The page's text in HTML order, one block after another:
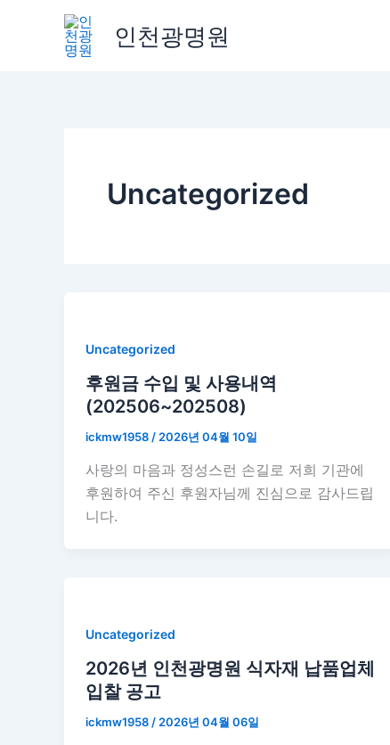
인천광명원
Uncategorized
Uncategorized
후원금 수입 및 사용내역
(202506~202508)
ickmw1958 / 2026년 04월 10일
사랑의 마음과 정성스런 손길로 저희 기관에
후원하여 주신 후원자님께 진심으로 감사드립
니다.
Uncategorized
2026년 인천광명원 식자재 납품업체
입찰 공고
ickmw1958 / 2026년 04월 06일